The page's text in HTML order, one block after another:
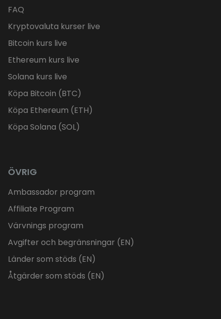
FAQ
Kryptovaluta kurser live
Bitcoin kurs live
Ethereum kurs live
Solana kurs live
Köpa Bitcoin (BTC)
Köpa Ethereum (ETH)
Köpa Solana (SOL)
ÖVRIG
Ambassador program
Affiliate Program
Värvnings program
Avgifter och begränsningar (EN)
Länder som stöds (EN)
Åtgärder som stöds (EN)